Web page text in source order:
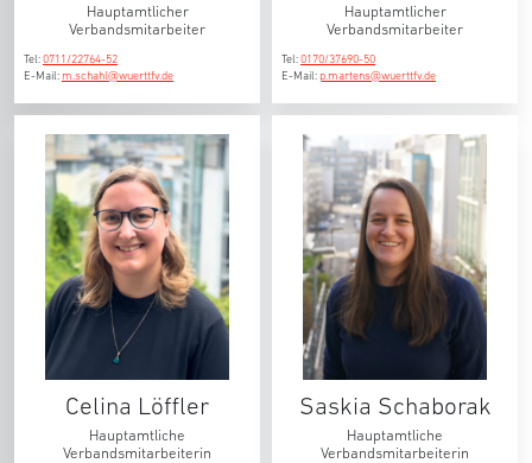
Hauptamtlicher
Verbandsmitarbeiter
Tel:0711/22764-52
E-Mail: m.schahl@wuerttfv.de
Hauptamtlicher
Verbandsmitarbeiter
Tel:0170/37690-50
E-Mail: p.martens@wuerttfv.de
Celina Löffler
Hauptamtliche
Verbandsmitarbeiterin
Saskia Schaborak
Hauptamtliche
Verbandsmitarbeiterin